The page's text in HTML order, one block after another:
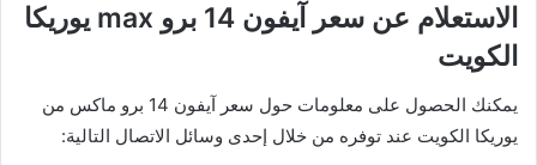
الاستعلام عن سعر آيفون 14 برو max يوريكا
الكويت
يمكنك الحصول على معلومات حول سعر آيفون 14 برو ماكس من
يوريكا الكويت عند توفره من خلال إحدى وسائل الاتصال التالية: